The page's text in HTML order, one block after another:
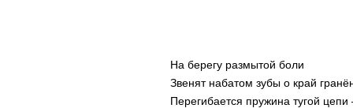
На берегу размытой боли
Звенят набатом зубы о край
Перегибается пружина тугой